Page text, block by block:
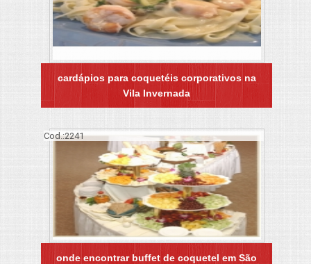
cardápios para coquetéis corporativos na
Vila Invernada
Cod.:2241
onde encontrar buffet de coquetel em São